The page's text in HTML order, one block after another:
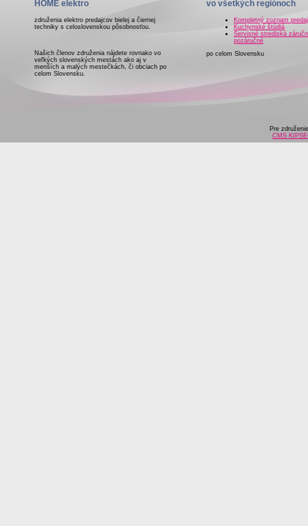
HOME elektro
združenia elektro predajcov bielej a čiernej
techniky s celoslovenskou pôsobnosťou.
Našich členov združenia nájdete rovnako vo
veľkých slovenských mestách ako aj v
menších a malých mestečkách, či obciach po
celom Slovensku.
vo všetkých regiónoch
Kompletný zoznam
Kuchynské štúdiá
Servisné strediská
pozáručné
po celom Slovensku
Pre
CMS